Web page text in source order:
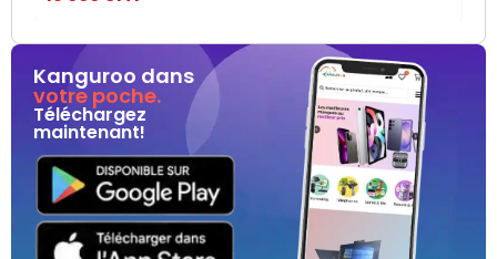
Kanguroo dans
votre poche.
Téléchargez
maintenant!